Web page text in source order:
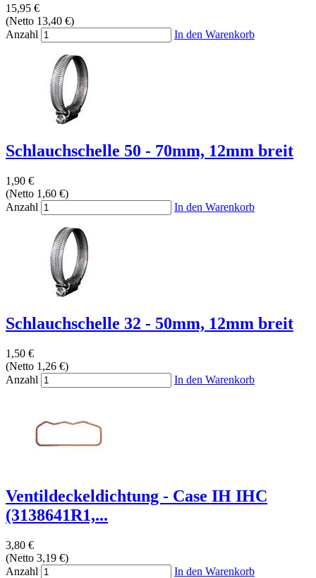
15,95 €
(Netto 13,40 €)
Anzahl
In den Warenkorb
Schlauchschelle 50 - 70mm, 12mm breit
1,90 €
(Netto 1,60 €)
Anzahl
In den Warenkorb
Schlauchschelle 32 - 50mm, 12mm breit
1,50 €
(Netto 1,26 €)
Anzahl
In den Warenkorb
Ventildeckeldichtung - Case IH IHC
(3138641R1,...
3,80 €
(Netto 3,19 €)
Anzahl
In den Warenkorb